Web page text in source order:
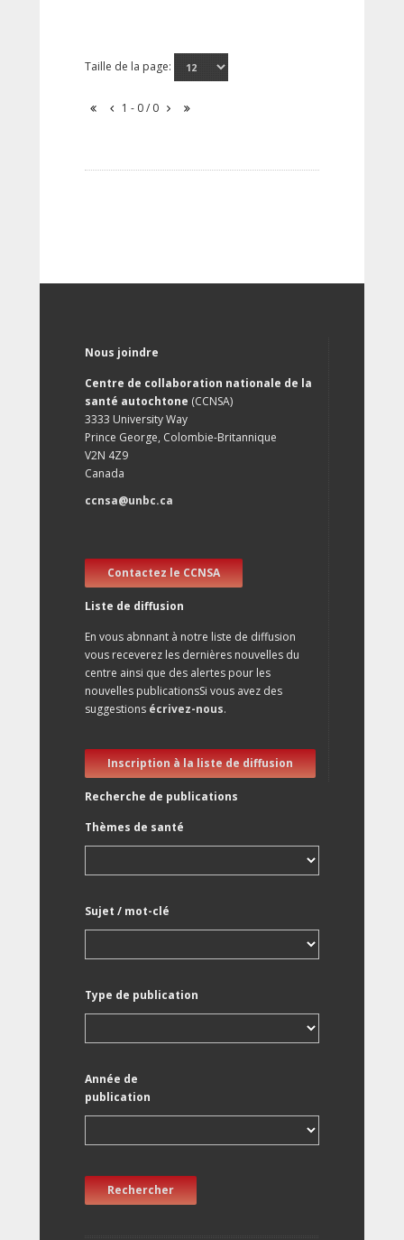
Taille de la page:
1 - 0 / 0
Nous joindre
Centre de collaboration nationale de la
santé autochtone (CCNSA)
3333 University Way
Prince George, Colombie-Britannique
V2N 4Z9
Canada
ccnsa@unbc.ca
Contactez le CCNSA
Liste de diffusion
En vous abnnant à notre liste de diffusion
vous receverez les dernières nouvelles du
centre ainsi que des alertes pour les
nouvelles publicationsSi vous avez des
suggestions écrivez-nous.
Inscription à la liste de diffusion
Recherche de publications
Thèmes de santé
Sujet / mot-clé
Type de publication
Année de
publication
Rechercher